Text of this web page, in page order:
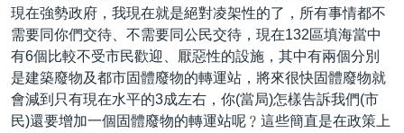
現在強勢政府，我現在就是絕對凌架性的了，所有事情都不
需要同你們交待、不需要同公民交待，現在132區填海當中
有6個比較不受市民歡迎、厭惡性的設施，其中有兩個分別
是建築廢物及都市固體廢物的轉運站，將來很快固體廢物就
會減到只有現在水平的3成左右，你(當局)怎樣告訴我們(市
民)還要增加一個固體廢物的轉運站呢﹖這些簡直是在政策上